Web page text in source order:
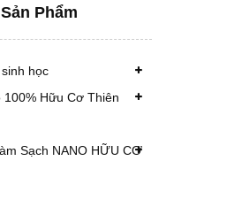
Phẩm
học
100% Hữu Cơ Thiên
Sạch NANO HỮU CƠ